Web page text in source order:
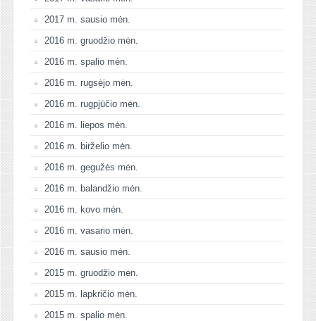
2017 m. sausio mėn.
2016 m. gruodžio mėn.
2016 m. spalio mėn.
2016 m. rugsėjo mėn.
2016 m. rugpjūčio mėn.
2016 m. liepos mėn.
2016 m. birželio mėn.
2016 m. gegužės mėn.
2016 m. balandžio mėn.
2016 m. kovo mėn.
2016 m. vasario mėn.
2016 m. sausio mėn.
2015 m. gruodžio mėn.
2015 m. lapkričio mėn.
2015 m. spalio mėn.